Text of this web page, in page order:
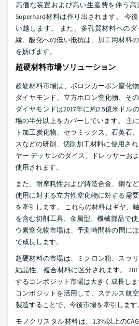
高価な装置および高い生産費を伴う
Superhard材料は作り出されます。 今
い越します。 また、多孔質材料への
縁、酸化への低い抵抗は、加工用材料
を妨げます。
超硬材料市場ソリューション
超硬材料市場は、ボロンカーボン窒化
ダイヤモンド、立方ホロン窒化物、そ
ダイヤモンドは2017年に約2.5億米ドル
場の半分以上をカバーしています。 主
ト加工炭化物、セラミックス、石英石
スなどの研削、切削加工材料に使用さ
ヤー デッサンのダイス、ドレッサーお
使用されます。
また、耐摩耗性および鋳造合金、鋼な
使用に対する立方性窒化物に対する需
を牽引します。 これらの材料はギヤ、
を含む切削工具、金属型、機械部品で
ウ素窒化物市場は、予測時間枠の間に
で成長します。
超硬材料の市場は、ミクロン粉、スラ
結晶性、複合材料に区分されます。
するコンポジット市場は大きく成長し
コンポジットを活用して、ステルス航
製造することで、今後市場を牽引します。
モノクリスタル材料は、1.3%以上の